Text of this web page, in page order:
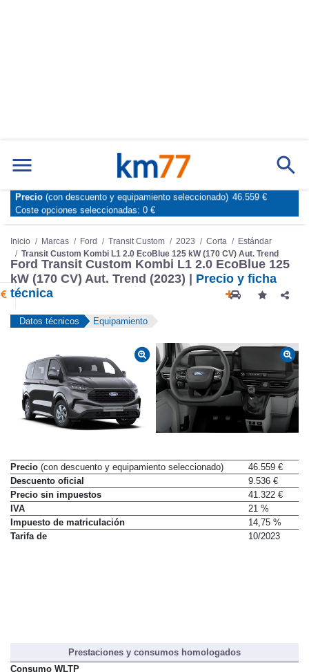
Marcas Comparador de coches
Inicio Marcas Ford Transit Custom 2023 Corta
Estándar
Transit Custom Kombi L1 2.0 EcoBlue 125 kW (170 CV) Aut. Trend
Ford Transit Custom Kombi L1 2.0 EcoBlue 125
kW (170 CV) Aut. Trend (2023) | Precio y ficha
técnica
Datos técnicos Equipamiento
Precio (con descuento y equipamiento seleccionado)
46.559 €
Descuento oficial
9.536 €
Precio sin impuestos
41.322 €
IVA
21 %
Impuesto de matriculación
14,75 %
Tarifa de
10/2023
Prestaciones y consumos homologados
Consumo WLTP
Precio (con descuento y equipamiento seleccionado) 46.559 €
Coste opciones seleccionadas: 0 €